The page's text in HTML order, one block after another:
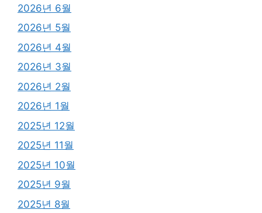
2026년 6월
2026년 5월
2026년 4월
2026년 3월
2026년 2월
2026년 1월
2025년 12월
2025년 11월
2025년 10월
2025년 9월
2025년 8월